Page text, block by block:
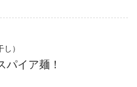
）
パイア麺！